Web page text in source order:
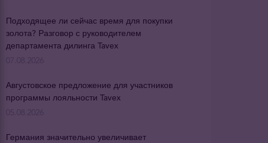
Подходящее ли сейчас время для покупки
золота? Разговор с руководителем
департамента дилинга Tavex
07.08.2026
Августовское предложение для участников
программы лояльности Tavex
Германия значительно увеличивает